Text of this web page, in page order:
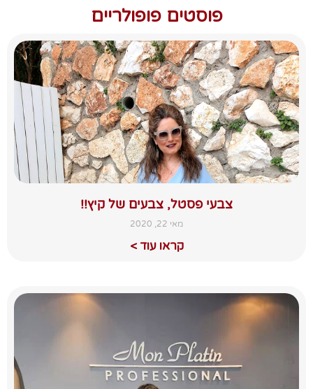
פוסטים פופולריים
צבעי פסטל, צבעים של קיץ!!
מאי 22, 2020
קראו עוד >